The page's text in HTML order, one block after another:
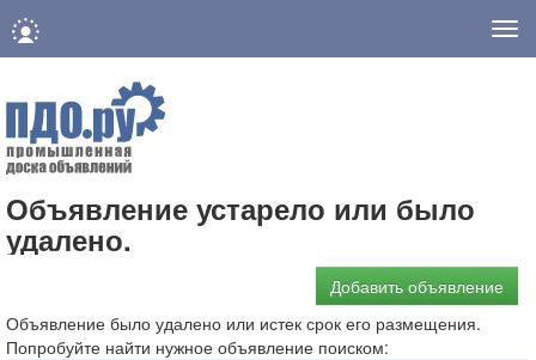
Объявление устарело или было
удалено.
Добавить объявление
Объявление было удалено или истек срок его размещения.
Попробуйте найти нужное объявление поиском: